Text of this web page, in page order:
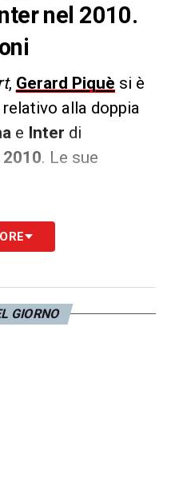
nel 2010.
, Gerard Piquè si è
alla doppia
e Inter di
2010. Le sue
NEL 2010
complicata, mi
un gol di Diego
GIORNO